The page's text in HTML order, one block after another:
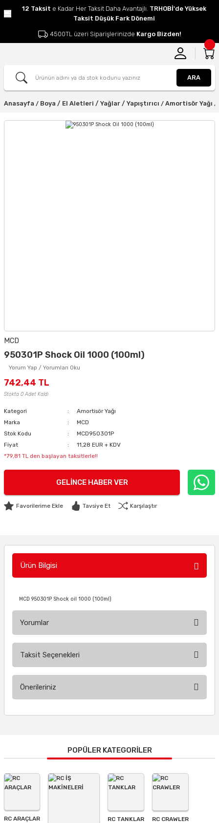
12 Taksit e Kadar Her Taksit Daha Avantajlı. TRHOBİ'de Yüksek
Taksit Düşük Fark Dönemi
4500TL üzeri Siparişlerinizde Kargo Bizden!
ARA
Anasayfa Boya / El Aletleri / Yağlar / Yapıştırıcı Amortisör Yağı
MCD
950301P Shock Oil 1000 (100ml)
Yorum Yap / Yorumları Oku
742,44 TL
Stokta 0 Adet Kaldı
Kategori
Amortisör Yağı
Marka
MCD
Stok Kodu
MCD950301P
Fiyat
11,28 EUR + KDV
*79,81 TL den başlayan taksitlerle!!
GELINCE HABER VER
Tavsiye Et Karşılaştır
Ürün Bilgisi
MCD 950301P Shock oil 1000 (100ml)
Yorumlar
Taksit Seçenekleri
Önerileriniz
Görüş ve önerileriniz için teşekkür ederiz.
Ürün resmi kalitesiz, bozuk veya görüntülenemiyor.
Ürün açıklamasında eksik bilgiler bulunuyor.
Ürün fiyatı diğer sitelerden daha pahalı.
POPÜLER KATEGORİLER
RC ARAÇLAR RC TANKLAR RC CRAWLER